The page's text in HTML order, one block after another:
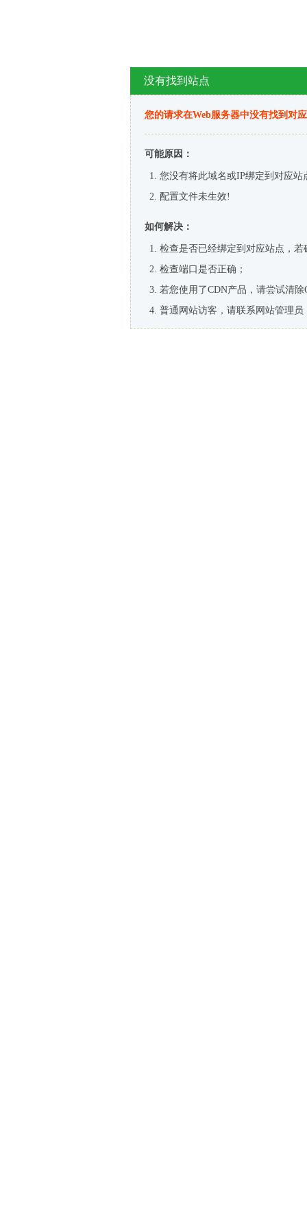
没有找到站点
您的请求在Web服务器中没有找到对
可能原因：
您没有将此域名或IP绑定到对应站
配置文件未生效!
如何解决：
检查是否已经绑定到对应站点，
检查端口是否正确；
若您使用了CDN产品，请尝试清除
普通网站访客，请联系网站管理员